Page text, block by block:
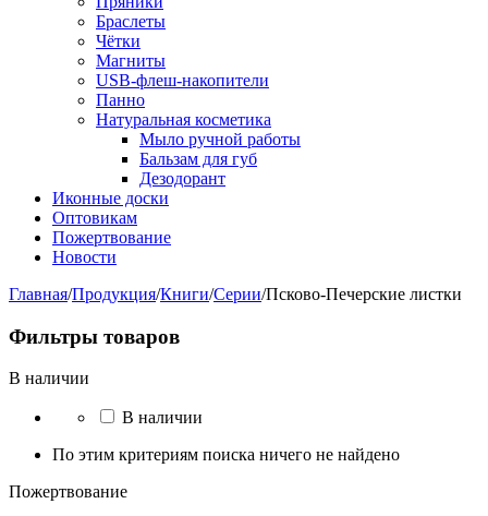
Браслеты
Чётки
Магниты
USB-флеш-накопители
Панно
Натуральная косметика
Мыло ручной работы
Бальзам для губ
Дезодорант
Иконные доски
Оптовикам
Пожертвование
Новости
Главная/Продукция/Книги/Серии/Псково-Печерские листки
Фильтры товаров
В наличии
В наличии
По этим критериям поиска ничего не найдено
Пожертвование